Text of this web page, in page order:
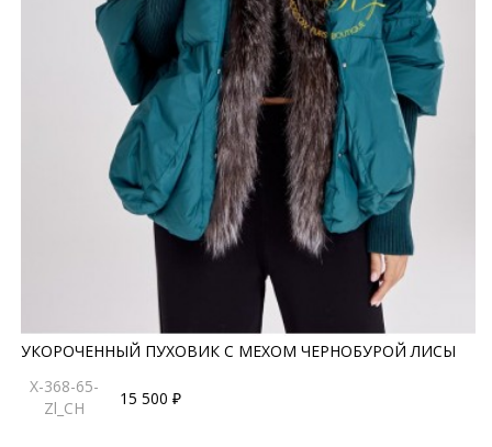
УКОРОЧЕННЫЙ ПУХОВИК С МЕХОМ ЧЕРНОБУРОЙ ЛИСЫ
X-368-65-
Zl_CH
15 500 ₽